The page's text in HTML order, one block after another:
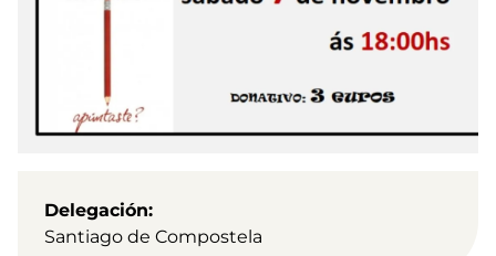
Delegación
Santiago de Compostela